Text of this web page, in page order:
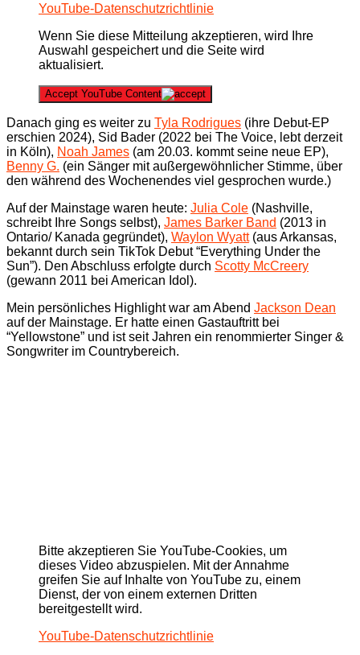
YouTube-Datenschutzrichtlinie
Wenn Sie diese Mitteilung akzeptieren, wird Ihre
Auswahl gespeichert und die Seite wird
aktualisiert.
Accept YouTube Content
Danach ging es weiter zu Tyla Rodrigues (ihre Debut-EP
erschien 2024), Sid Bader (2022 bei The Voice, lebt derzeit
in Köln), Noah James (am 20.03. kommt seine neue EP),
Benny G. (ein Sänger mit außergewöhnlicher Stimme, über
den während des Wochenendes viel gesprochen wurde.)
Auf der Mainstage waren heute: Julia Cole (Nashville,
schreibt Ihre Songs selbst), James Barker Band (2013 in
Ontario/ Kanada gegründet), Waylon Wyatt(aus Arkansas,
bekannt durch sein TikTok Debut “Everything Under the
Sun”). Den Abschluss erfolgte durch Scotty McCreery
(gewann 2011 bei American Idol).
Mein persönliches Highlight war am Abend Jackson Dean
auf der Mainstage. Er hatte einen Gastauftritt bei
“Yellowstone” und ist seit Jahren ein renommierter Singer &
Songwriter im Countrybereich.
Bitte akzeptieren Sie YouTube-Cookies, um
dieses Video abzuspielen. Mit der Annahme
greifen Sie auf Inhalte von YouTube zu, einem
Dienst, der von einem externen Dritten
bereitgestellt wird.
YouTube-Datenschutzrichtlinie